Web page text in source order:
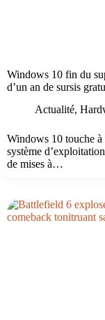
Windows 10 fin du
d’un an de sursis
Actualité,
Windows 10 touche
système
de mises à…